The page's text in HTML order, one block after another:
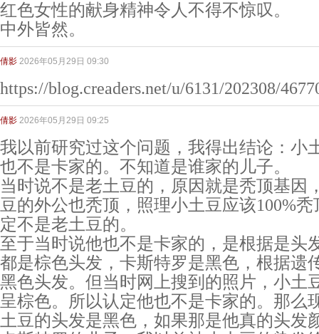
红色女性的献身精神令人不得不惊叹。
中外皆然。
倩影 2026年05月29日 09:30
https://blog.creaders.net/u/6131/202308/
倩影 2026年05月29日 09:25
我以前研究过这个问题，我得出结论：小
也不是卡家的。不知道是谁家的儿子。
当时说不是老土豆的，原因就是秃顶基因
豆的外公也秃顶，照理小土豆应该100%
定不是老土豆的。
至于当时说他也不是卡家的，是根据是头
都是棕色头发，卡斯特罗是黑色，根据遗
黑色头发。但当时网上搜到的照片，小土
呈棕色。所以认定他也不是卡家的。那么
土豆的头发是黑色，如果那是他真的头发